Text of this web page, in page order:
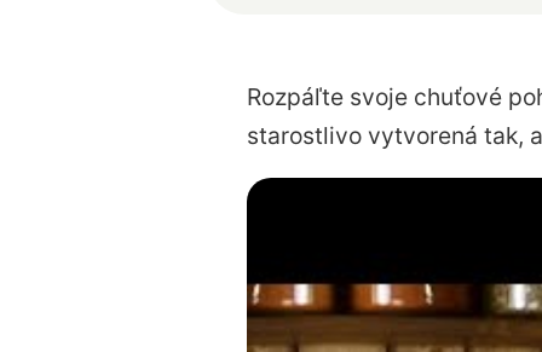
Rozpáľte svoje chuťové
starostlivo vytvorená tak,